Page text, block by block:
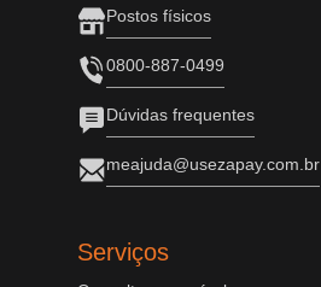
Postos físicos
0800-887-0499
Dúvidas frequentes
meajuda@usezapay.com.br
Serviços